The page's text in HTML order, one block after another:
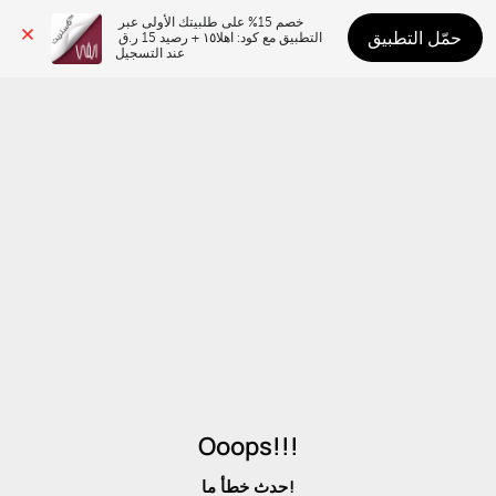
عند التسجيل
حمّل التطبيق
Ooops!!!
حدث خطأ ما!